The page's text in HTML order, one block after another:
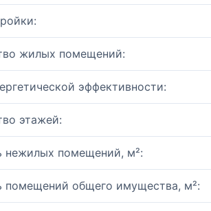
жилых помещений:
эффективности:
этажей:
нежилых помещений, м²:
помещений общего имущества, м²: